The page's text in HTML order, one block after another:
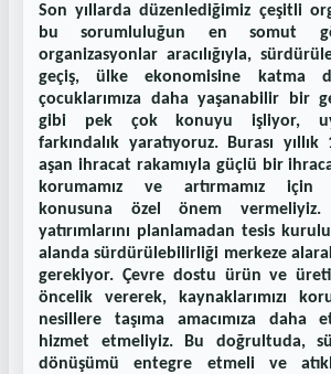
Son yıllarda düzenlediğimiz çeşitli
bu sorumluluğun en somut
organizasyonlar aracılığıyla,
geçiş, ülke ekonomisine katma
çocuklarımıza daha yaşanabilir bir
gibi pek çok konuyu işliyor,
farkındalık yaratıyoruz. Burası
aşan ihracat rakamıyla güçlü bir
korumamız ve artırmamız için
konusuna özel önem vermeliyiz.
yatırımlarını planlamadan tesis
alanda sürdürülebilirliği merkeze
gerekiyor. Çevre dostu ürün ve
öncelik vererek, kaynaklarımızı
nesillere taşıma amacımıza
hizmet etmeliyiz. Bu doğrultuda,
dönüşümü entegre etmeli ve